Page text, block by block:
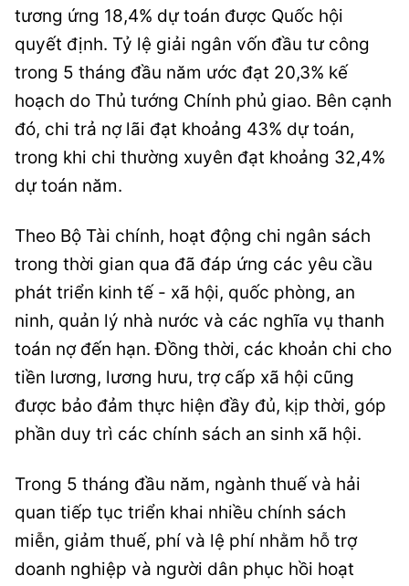
tương ứng 18,4% dự toán được Quốc hội
quyết định. Tỷ lệ giải ngân vốn đầu tư công
trong 5 tháng đầu năm ước đạt 20,3% kế
hoạch do Thủ tướng Chính phủ giao. Bên cạnh
đó, chi trả nợ lãi đạt khoảng 43% dự toán,
trong khi chi thường xuyên đạt khoảng 32,4%
dự toán năm.
Theo Bộ Tài chính, hoạt động chi ngân sách
trong thời gian qua đã đáp ứng các yêu cầu
phát triển kinh tế - xã hội, quốc phòng, an
ninh, quản lý nhà nước và các nghĩa vụ thanh
toán nợ đến hạn. Đồng thời, các khoản chi cho
tiền lương, lương hưu, trợ cấp xã hội cũng
được bảo đảm thực hiện đầy đủ, kịp thời, góp
phần duy trì các chính sách an sinh xã hội.
Trong 5 tháng đầu năm, ngành thuế và hải
quan tiếp tục triển khai nhiều chính sách
miễn, giảm thuế, phí và lệ phí nhằm hỗ trợ
doanh nghiệp và người dân phục hồi hoạt